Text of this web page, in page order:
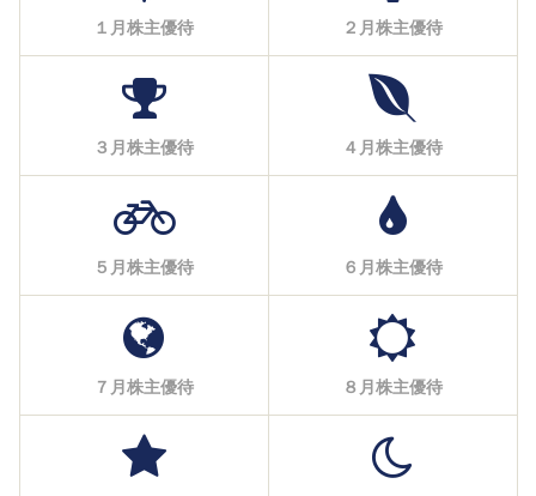
１月株主優待 ２月株主優待
３月株主優待 ４月株主優待
５月株主優待 ６月株主優待
７月株主優待 ８月株主優待